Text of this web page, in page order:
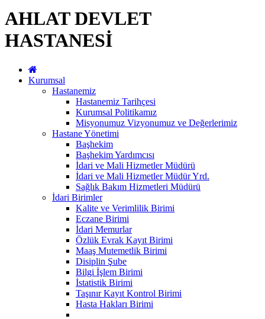
AHLAT DEVLET
HASTANESİ
Kurumsal
Hastanemiz
Hastanemiz Tarihçesi
Kurumsal Politikamız
Misyonumuz Vizyonumuz ve Değerlerimiz
Hastane Yönetimi
Başhekim
Başhekim Yardımcısı
İdari ve Mali Hizmetler Müdürü
İdari ve Mali Hizmetler Müdür Yrd.
Sağlık Bakım Hizmetleri Müdürü
İdari Birimler
Kalite ve Verimlilik Birimi
Eczane Birimi
İdari Memurlar
Özlük Evrak Kayıt Birimi
Maaş Mutemetlik Birimi
Disiplin Şube
Bilgi İşlem Birimi
İstatistik Birimi
Taşınır Kayıt Kontrol Birimi
Hasta Hakları Birimi